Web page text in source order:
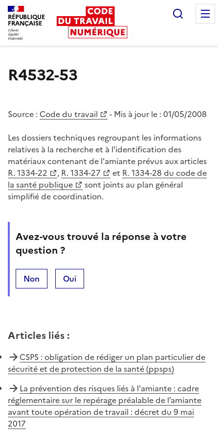
RÉPUBLIQUE
FRANÇAISE
R4532-53
Source : Code du travail - Mis à jour le : 01/05/2008
Les dossiers techniques regroupant les informations
relatives à la recherche et à l'identification des
matériaux contenant de l'amiante prévus aux articles
R. 1334-22
, R. 1334-27 et R. 1334-28 du code de
la santé publique
sont joints au plan général
simplifié de coordination.
Avez-vous trouvé la réponse à votre
question ?
Non Oui
Articles liés :
CSPS : obligation de rédiger un plan particulier de
sécurité et de protection de la santé (ppsps)
La prévention des risques liés à l'amiante : cadre
réglementaire sur le repérage préalable de l’amiante
avant toute opération de travail : décret du 9 mai
2017